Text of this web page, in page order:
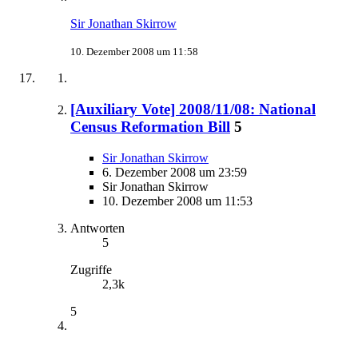
Sir Jonathan Skirrow
10. Dezember 2008 um 11:58
[Auxiliary Vote] 2008/11/08: National
Census Reformation Bill 5
Sir Jonathan Skirrow
6. Dezember 2008 um 23:59
Sir Jonathan Skirrow
10. Dezember 2008 um 11:53
Antworten
5
Zugriffe
2,3k
5